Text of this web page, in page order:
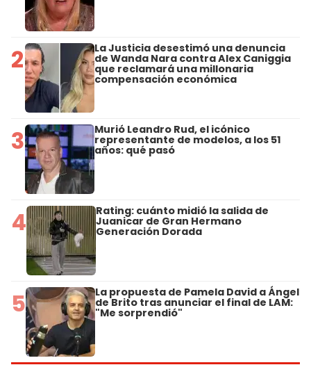
2 La Justicia desestimó una denuncia
de Wanda Nara contra Alex Caniggia
que reclamará una millonaria
compensación económica
3 Murió Leandro Rud, el icónico
representante de modelos, a los 51
años: qué pasó
4 Rating: cuánto midió la salida de
Juanicar de Gran Hermano
Generación Dorada
5 La propuesta de Pamela David a Ángel
de Brito tras anunciar el final de LAM:
"Me sorprendió"